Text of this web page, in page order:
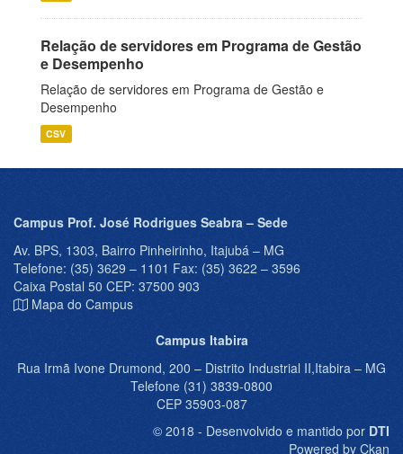
Relação de servidores em Programa de Gestão
e Desempenho
Relação de servidores em Programa de Gestão e
Desempenho
CSV
Campus Prof. José Rodrigues Seabra – Sede
Av. BPS, 1303, Bairro Pinheirinho, Itajubá – MG
Telefone: (35) 3629 – 1101 Fax: (35) 3622 – 3596
Caixa Postal 50 CEP: 37500 903
Mapa do Campus
Campus Itabira
Rua Irmã Ivone Drumond, 200 – Distrito Industrial II,Itabira – MG
Telefone (31) 3839-0800
CEP 35903-087
© 2018 - Desenvolvido e mantido por DTI
Powered by Ckan